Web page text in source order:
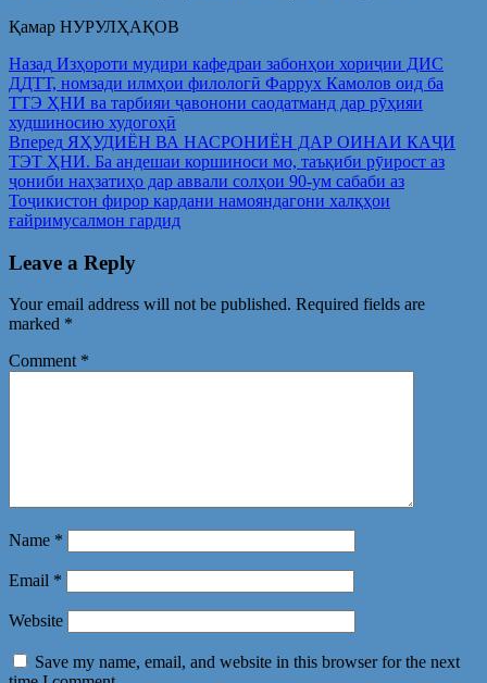
Қамар НУРУЛҲАҚОВ
Post
navigation
Назад Предыдущая
запись:
Изҳороти мудири кафедраи забонҳои хориҷии ДИС
ДДТТ, номзади илмҳои филологӣ Фаррух Камолов оид ба
ТТЭ ҲНИ ва тарбияи ҷавонони саодатманд дар рӯҳияи
худшиносию худогоҳӣ
Вперед Следующая
запись:
ЯҲУДИЁН ВА НАСРОНИЁН ДАР ОИНАИ КАҶИ
ТЭТ ҲНИ. Ба андешаи коршиноси мо, таъқиби рӯирост аз
ҷониби наҳзатиҳо дар аввали солҳои 90-ум сабаби аз
Тоҷикистон фирор кардани намояндагони халқҳои
ғайримусалмон гардид
Leave a Reply
Your email address will not be published. Required fields are
marked *
Comment *
Name *
Email *
Website
Save my name, email, and website in this browser for the next